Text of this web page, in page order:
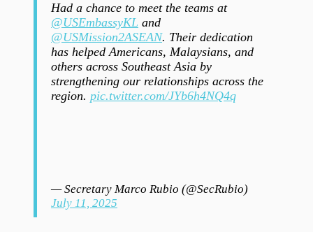
Had a chance to meet the teams at
@USEmbassyKL and
@USMission2ASEAN. Their dedication
has helped Americans, Malaysians, and
others across Southeast Asia by
strengthening our relationships across the
region. pic.twitter.com/JYb6h4NQ4q
— Secretary Marco Rubio (@SecRubio)
July 11, 2025